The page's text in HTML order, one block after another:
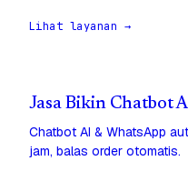
Lihat layanan →
Jasa Bikin Chatbot
Chatbot AI & WhatsApp
jam, balas order otomatis.